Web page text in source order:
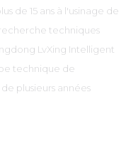
de 15 ans à l'usinage de
techniques
LvXing Intelligent
technique de
plusieurs années